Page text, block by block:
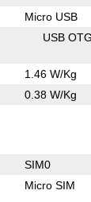
Micro USB
USB OTG
1.46 W/Kg
0.38 W/Kg
SIM0
Micro SIM